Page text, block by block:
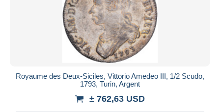
Royaume des Deux-Siciles, Vittorio Amedeo III, 1/2 Scudo,
1793, Turin, Argent
± 762,63 USD